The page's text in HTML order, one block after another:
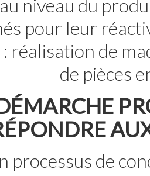
niveau du
pour leur
: réalisation de
de pièces
processus de